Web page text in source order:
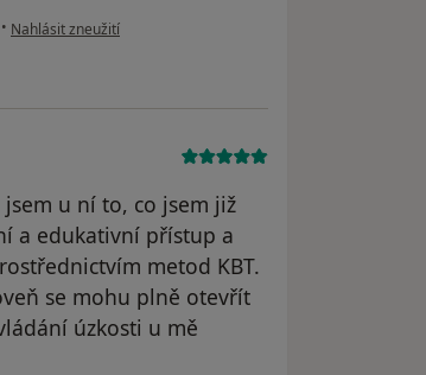
• podle názoru uživatele N.N.
Nahlásit zneužití
u ní to, co jsem již
a edukativní přístup a
metod KBT.
se mohu plně otevřít
úzkosti u mě